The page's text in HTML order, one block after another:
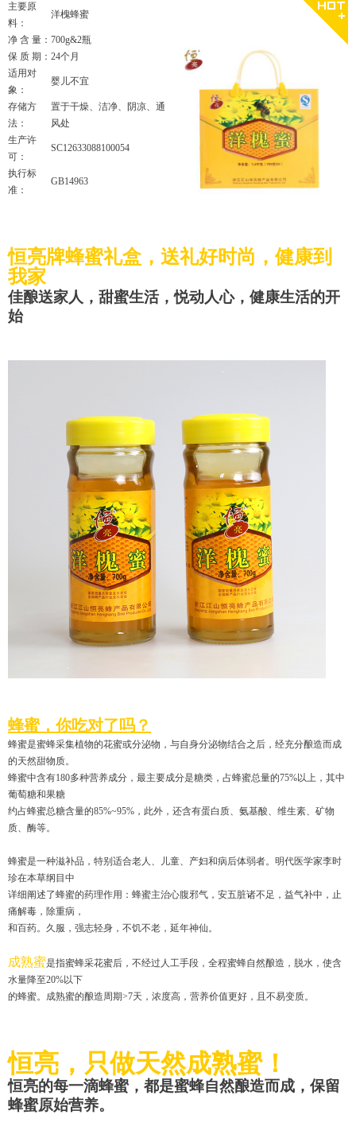
主要原
料：
洋槐蜂蜜
净 含 量： 700g&2瓶
保 质 期： 24个月
适用对
象：
婴儿不宜
存储方
法：
置于干燥、洁净、阴凉、通
风处
生产许
可：
SC12633088100054
执行标
准：
GB14963
恒亮牌蜂蜜礼盒，送礼好时尚，健康到
我家
佳酿送家人，甜蜜生活，悦动人心，健康生活的开
始
蜂蜜，你吃对了吗？
蜂蜜是蜜蜂采集植物的花蜜或分泌物，与自身分泌物结合之后，经充分酿造而成
的天然甜物质。
蜂蜜中含有180多种营养成分，最主要成分是糖类，占蜂蜜总量的75%以上，其中
葡萄糖和果糖
约占蜂蜜总糖含量的85%~95%，此外，还含有蛋白质、氨基酸、维生素、矿物
质、酶等。
蜂蜜是一种滋补品，特别适合老人、儿童、产妇和病后体弱者。明代医学家李时
珍在本草纲目中
详细阐述了蜂蜜的药理作用：蜂蜜主治心腹邪气，安五脏诸不足，益气补中，止
痛解毒，除重病，
和百药。久服，强志轻身，不饥不老，延年神仙。
成熟蜜是指蜜蜂采花蜜后，不经过人工手段，全程蜜蜂自然酿造，脱水，使含
水量降至20%以下
的蜂蜜。成熟蜜的酿造周期>7天，浓度高，营养价值更好，且不易变质。
恒亮，只做天然成熟蜜！
恒亮的每一滴蜂蜜，都是蜜蜂自然酿造而成，保留
蜂蜜原始营养。